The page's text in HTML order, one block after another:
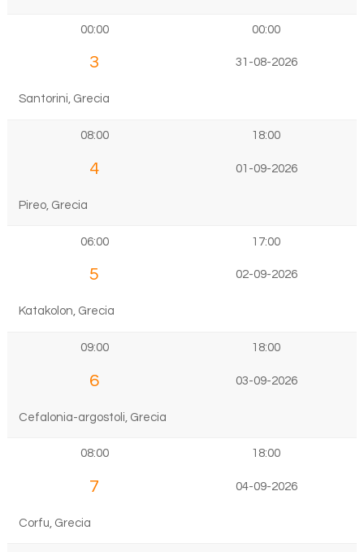
00:00 00:00
3 31-08-2026
Santorini, Grecia
08:00 18:00
4 01-09-2026
Pireo, Grecia
06:00 17:00
5 02-09-2026
Katakolon, Grecia
09:00 18:00
6 03-09-2026
Cefalonia-argostoli, Grecia
08:00 18:00
7 04-09-2026
Corfu, Grecia